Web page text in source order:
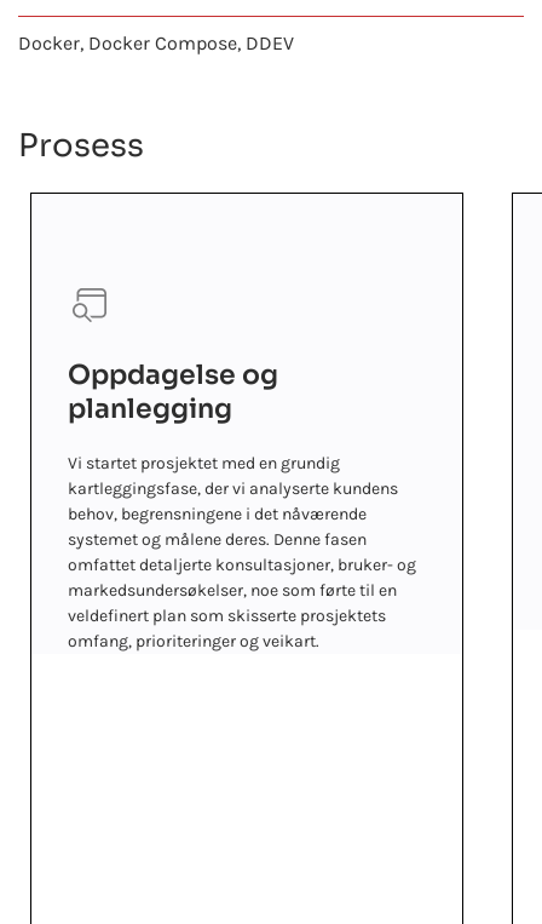
Docker, Docker Compose, DDEV
Prosess
Oppdagelse og
planlegging
Vi startet prosjektet med en grundig
kartleggingsfase, der vi analyserte kundens
behov, begrensningene i det nåværende
systemet og målene deres. Denne fasen
omfattet detaljerte konsultasjoner, bruker- og
markedsundersøkelser, noe som førte til en
veldefinert plan som skisserte prosjektets
omfang, prioriteringer og veikart.